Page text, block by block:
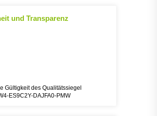
und Transparenz
Gültigkeit des Qualitätssiegel
ES9C2Y-DAJFA0-PMW